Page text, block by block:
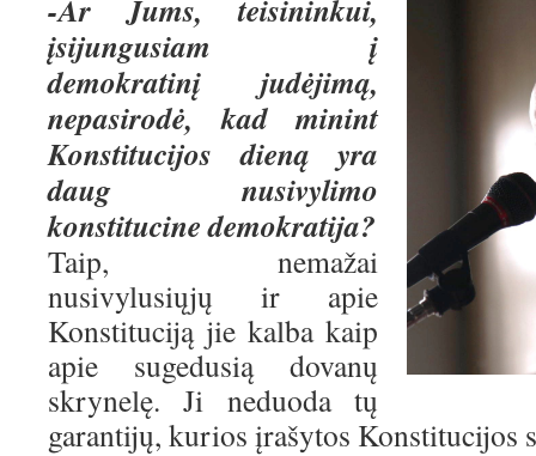
-Ar Jums, teisininkui,
įsijungusiam į
demokratinį judėjimą,
nepasirodė, kad minint
Konstitucijos dieną yra
daug nusivylimo
konstitucine demokratija?
Taip, nemažai
nusivylusiųjų ir apie
Konstituciją jie kalba kaip
apie sugedusią dovanų
skrynelę. Ji neduoda tų
garantijų, kurios įrašytos Konstitucijos